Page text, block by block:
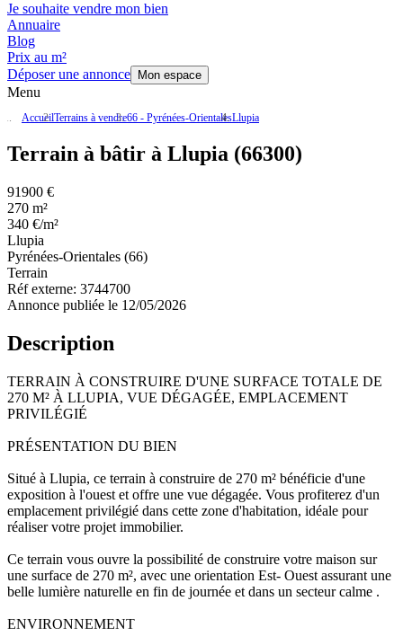
Je souhaite vendre mon bien
Annuaire
Blog
Prix au m²
Déposer une annonce
Mon espace
Menu
AccueilTerrains à vendre66 - Pyrénées-OrientalesLlupia
Terrain à bâtir à Llupia (66300)
91900 €
270 m²
340 €/m²
Llupia
Pyrénées-Orientales (66)
Terrain
Réf externe: 3744700
Annonce publiée le 12/05/2026
Description
TERRAIN À CONSTRUIRE D'UNE SURFACE TOTALE DE
270 M² À LLUPIA, VUE DÉGAGÉE, EMPLACEMENT
PRIVILÉGIÉ
PRÉSENTATION DU BIEN
Situé à Llupia, ce terrain à construire de 270 m² bénéficie d'une
exposition à l'ouest et offre une vue dégagée. Vous profiterez d'un
emplacement privilégié dans cette zone d'habitation, idéale pour
réaliser votre projet immobilier.
Ce terrain vous ouvre la possibilité de construire votre maison sur
une surface de 270 m², avec une orientation Est- Ouest assurant une
belle lumière naturelle en fin de journée et dans un secteur calme .
ENVIRONNEMENT